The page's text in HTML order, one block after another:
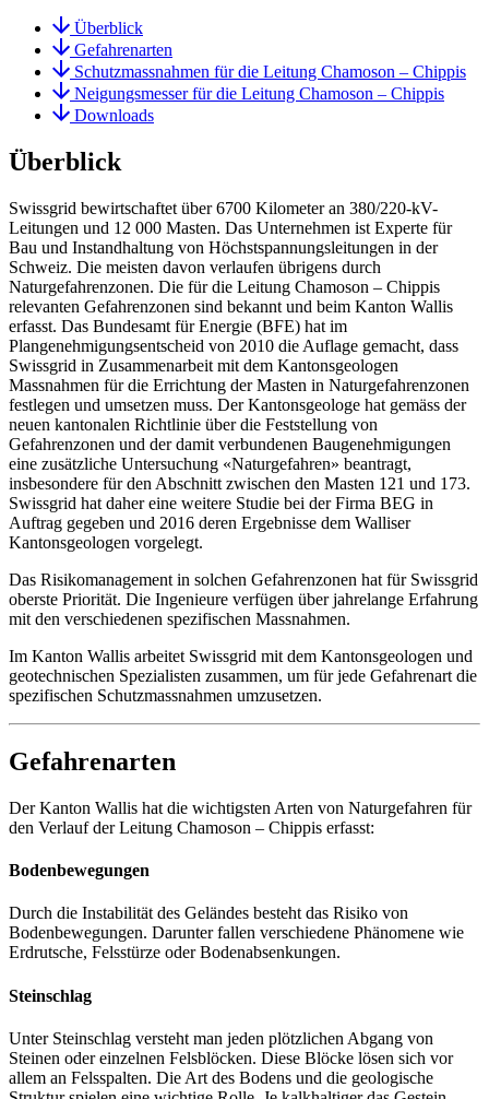
Überblick
Gefahrenarten
Schutzmassnahmen für die Leitung Chamoson – Chippis
Neigungsmesser für die Leitung Chamoson – Chippis
Downloads
Überblick
Swissgrid bewirtschaftet über 6700 Kilometer an 380/220-kV-
Leitungen und 12 000 Masten. Das Unternehmen ist Experte für
Bau und Instandhaltung von Höchstspannungsleitungen in der
Schweiz. Die meisten davon verlaufen übrigens durch
Naturgefahrenzonen. Die für die Leitung Chamoson – Chippis
relevanten Gefahrenzonen sind bekannt und beim Kanton Wallis
erfasst. Das Bundesamt für Energie (BFE) hat im
Plangenehmigungsentscheid von 2010 die Auflage gemacht, dass
Swissgrid in Zusammenarbeit mit dem Kantonsgeologen
Massnahmen für die Errichtung der Masten in Naturgefahrenzonen
festlegen und umsetzen muss. Der Kantonsgeologe hat gemäss der
neuen kantonalen Richtlinie über die Feststellung von
Gefahrenzonen und der damit verbundenen Baugenehmigungen
eine zusätzliche Untersuchung «Naturgefahren» beantragt,
insbesondere für den Abschnitt zwischen den Masten 121 und 173.
Swissgrid hat daher eine weitere Studie bei der Firma BEG in
Auftrag gegeben und 2016 deren Ergebnisse dem Walliser
Kantonsgeologen vorgelegt.
Das Risikomanagement in solchen Gefahrenzonen hat für Swissgrid
oberste Priorität. Die Ingenieure verfügen über jahrelange Erfahrung
mit den verschiedenen spezifischen Massnahmen.
Im Kanton Wallis arbeitet Swissgrid mit dem Kantonsgeologen und
geotechnischen Spezialisten zusammen, um für jede Gefahrenart die
spezifischen Schutzmassnahmen umzusetzen.
Gefahrenarten
Der Kanton Wallis hat die wichtigsten Arten von Naturgefahren für
den Verlauf der Leitung Chamoson – Chippis erfasst:
Bodenbewegungen
Durch die Instabilität des Geländes besteht das Risiko von
Bodenbewegungen. Darunter fallen verschiedene Phänomene wie
Erdrutsche, Felsstürze oder Bodenabsenkungen.
Steinschlag
Unter Steinschlag versteht man jeden plötzlichen Abgang von
Steinen oder einzelnen Felsblöcken. Diese Blöcke lösen sich vor
allem an Felsspalten. Die Art des Bodens und die geologische